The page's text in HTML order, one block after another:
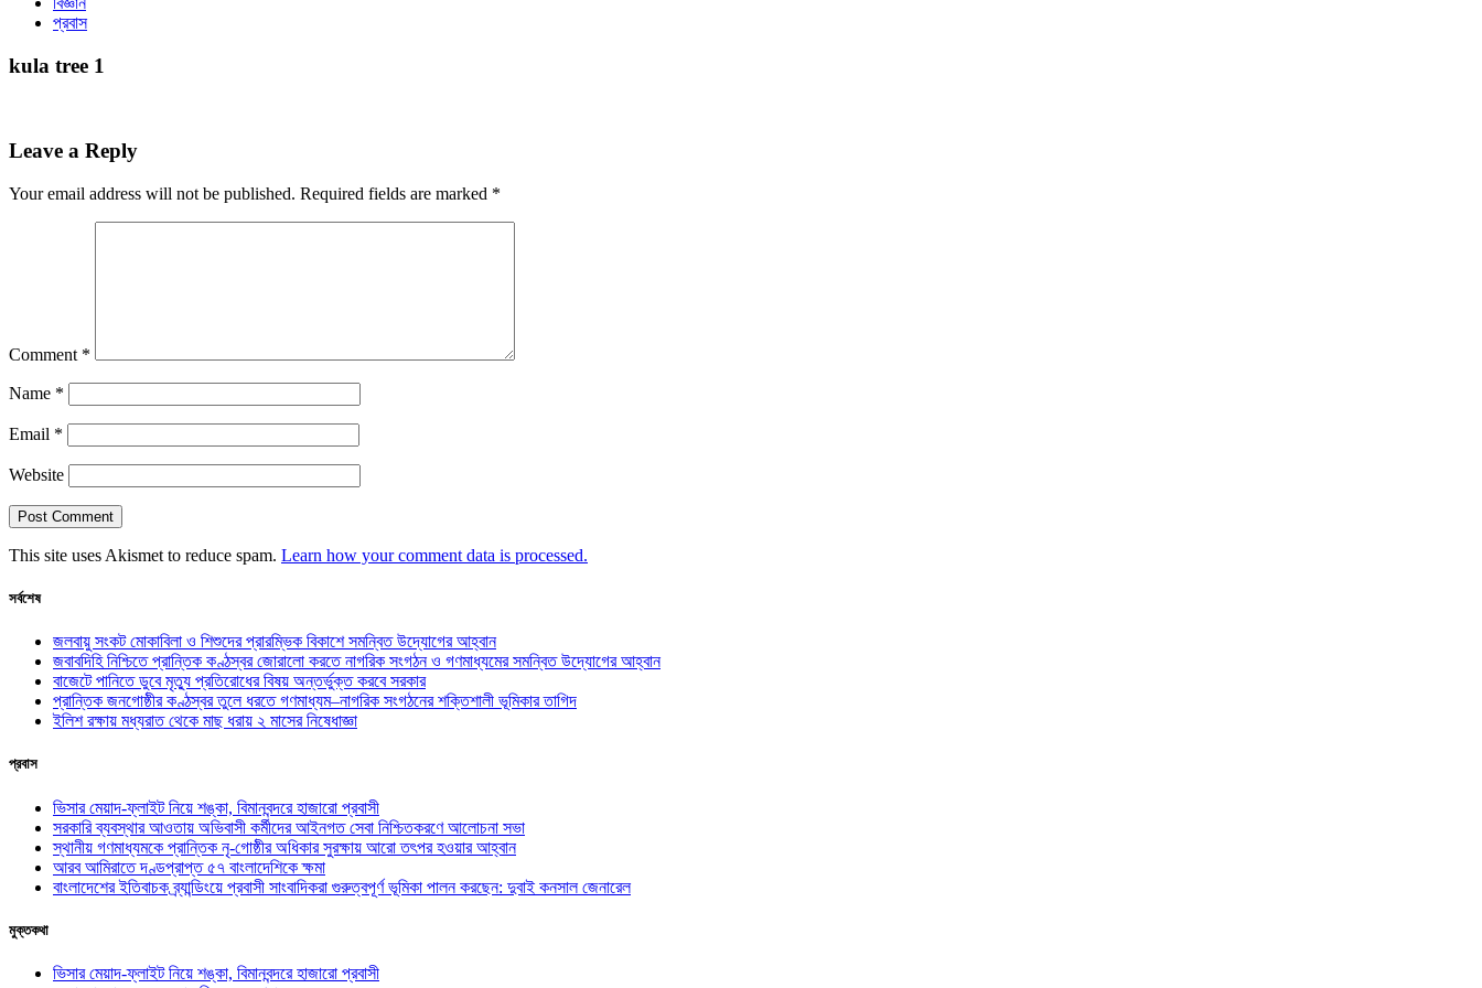
প্রবাস
kula tree 1
Leave a Reply
Your email address will not be published. Required fields are marked *
Comment *
Name *
Email *
Website
This site uses Akismet to reduce spam. Learn how your comment data is processed.
সর্বশেষ
জলবায়ু সংকট মোকাবিলা ও শিশুদের প্রারম্ভিক বিকাশে সমন্বিত উদ্যোগের আহ্বান
জবাবদিহি নিশ্চিতে প্রান্তিক কণ্ঠস্বর জোরালো করতে নাগরিক সংগঠন ও গণমাধ্যমের সমন্বিত উদ্যোগের আহ্বান
বাজেটে পানিতে ডুবে মৃত্যু প্রতিরোধের বিষয় অন্তর্ভুক্ত করবে সরকার
প্রান্তিক জনগোষ্ঠীর কণ্ঠস্বর তুলে ধরতে গণমাধ্যম–নাগরিক সংগঠনের শক্তিশালী ভূমিকার তাগিদ
ইলিশ রক্ষায় মধ্যরাত থেকে মাছ ধরায় ২ মাসের নিষেধাজ্ঞা
প্রবাস
ভিসার মেয়াদ-ফ্লাইট নিয়ে শঙ্কা, বিমানবন্দরে হাজারো প্রবাসী
সরকারি ব্যবস্থার আওতায় অভিবাসী কর্মীদের আইনগত সেবা নিশ্চিতকরণে আলোচনা সভা
স্থানীয় গণমাধ্যমকে প্রান্তিক নৃ-গোষ্ঠীর অধিকার সুরক্ষায় আরো তৎপর হওয়ার আহ্বান
আরব আমিরাতে দণ্ডপ্রাপ্ত ৫৭ বাংলাদেশিকে ক্ষমা
বাংলাদেশের ইতিবাচক ব্র্যান্ডিংয়ে প্রবাসী সাংবাদিকরা গুরুত্বপূর্ণ ভূমিকা পালন করছেন: দুবাই কনসাল জেনারেল
মুক্তকথা
ভিসার মেয়াদ-ফ্লাইট নিয়ে শঙ্কা, বিমানবন্দরে হাজারো প্রবাসী